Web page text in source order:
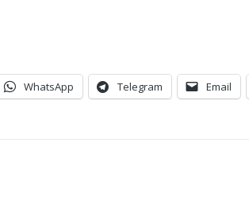
WhatsApp Telegram Email